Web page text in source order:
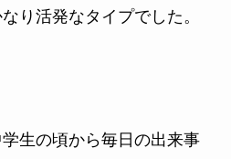
り活発なタイプでした。
生の頃から毎日の出来事